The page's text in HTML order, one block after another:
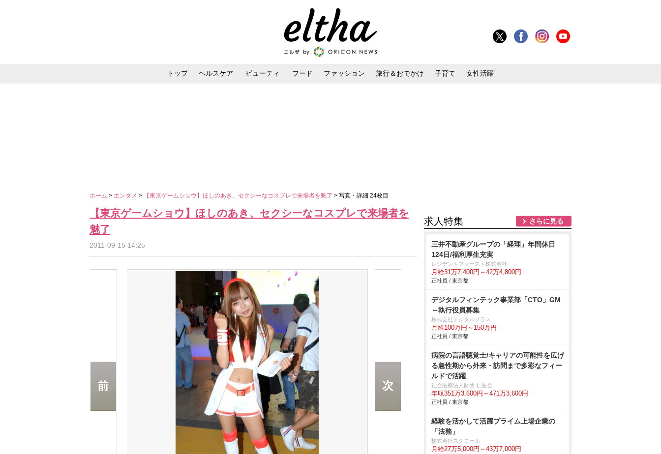
トップ ヘルスケア ビューティ フード ファッション 旅行＆おでかけ 子育て 女性活躍
ホーム > エンタメ > 【東京ゲームショウ】ほしのあき、セクシーなコスプレで来場者を魅了 > 写真・詳細 24枚目
【東京ゲームショウ】ほしのあき、セクシーなコスプレで来場者を
魅了
2011-09-15 14:25
求人特集 さらに見る
三井不動産グループの「経理」年間休日
124日/福利厚生充実
レジデントファースト株式会社
月給31万7,400円～42万4,800円
正社員 / 東京都
デジタルフィンテック事業部「CTO」GM
～執行役員募集
株式会社デジタルプラス
月給100万円～150万円
正社員 / 東京都
病院の言語聴覚士/キャリアの可能性を広げ
る急性期から外来・訪問まで多彩なフィー
ルドで活躍
社会医療法人財団 仁医会
年収351万3,600円～471万3,600円
正社員 / 東京都
経験を活かして活躍プライム上場企業の
「法務」
株式会社スクロール
月給27万5,000円～43万7,000円